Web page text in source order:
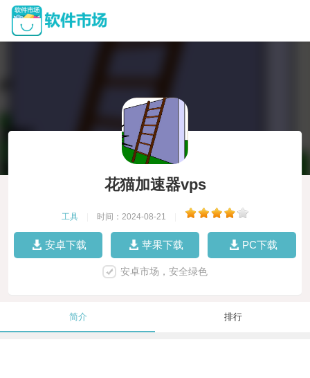
花猫加速器vps
工具 时间：2024-08-21
安卓下载 苹果下载 PC下载
安卓市场，安全绿色
简介 排行